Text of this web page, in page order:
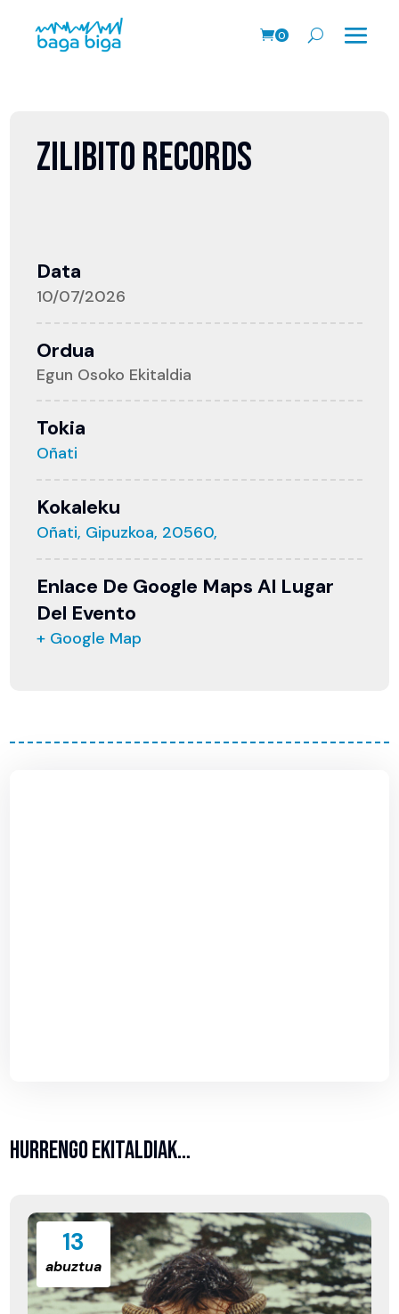
0
HURRENGO EKITALDIAK…
13
abuztua
ZILIBITO RECORDS
Data
10/07/2026
Ordua
Egun Osoko Ekitaldia
Tokia
Oñati
Kokaleku
Oñati, Gipuzkoa, 20560,
Enlace De Google Maps Al Lugar
Del Evento
+ Google Map